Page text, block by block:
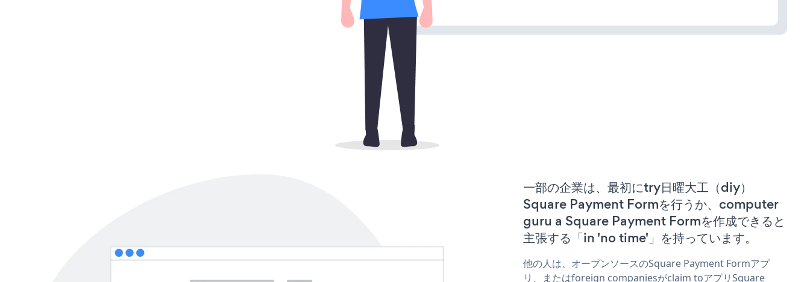
一部の企業は、最初にtry日曜大工（diy）
Square Payment Formを行うか、computer
guru a Square Payment Formを作成できると
主張する「in 'no time'」を持っています。
他の人は、オープンソースのSquare Payment Formアプ
リ、またはforeign companiesがclaim toアプリSquare